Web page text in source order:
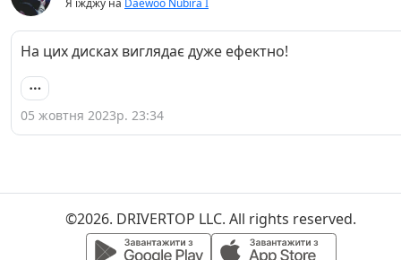
Я їжджу на Daewoo Nubira I
На цих дисках виглядає дуже ефектно!
05 жовтня 2023р. 23:34
©2026. DRIVERTOP LLC. All rights reserved.